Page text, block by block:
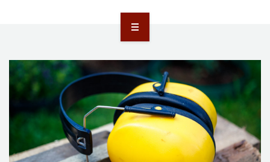
ACTUALITÉS
JURIDIQUE
LA CCA-GE
NOS ACTIONS